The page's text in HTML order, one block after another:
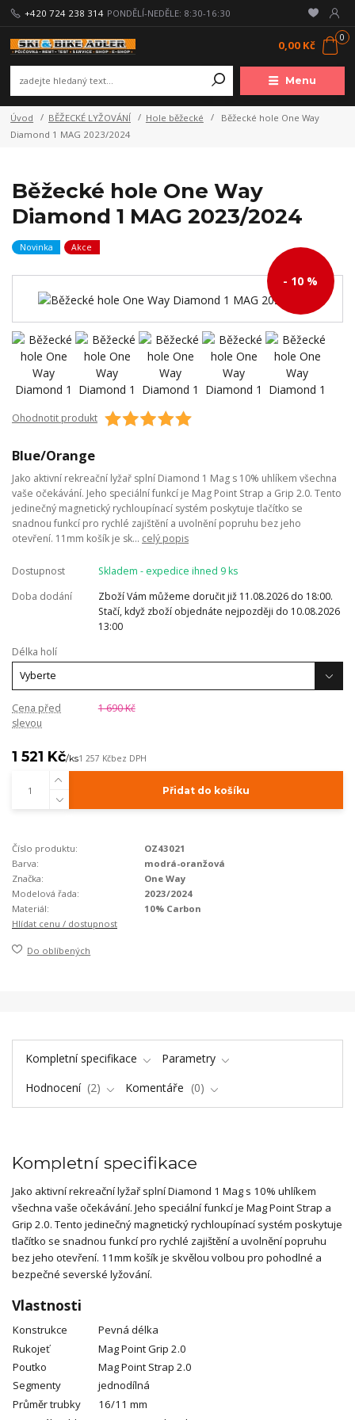
Menu
+420 724 238 314 PONDĚLÍ-NEDĚLE: 8:30-16:30
0
0,00 Kč
Úvod BĚŽECKÉ LYŽOVÁNÍ Hole běžecké
Běžecké hole One Way
Diamond 1 MAG 2023/2024
Běžecké hole One Way
Diamond 1 MAG 2023/2024
Novinka Akce
- 10 %
Ohodnotit produkt
Blue/Orange
Jako aktivní rekreační lyžař splní Diamond 1 Mag s 10% uhlíkem všechna
vaše očekávání. Jeho speciální funkcí je Mag Point Strap a Grip 2.0. Tento
jedinečný magnetický rychloupínací systém poskytuje tlačítko se
snadnou funkcí pro rychlé zajištění a uvolnění popruhu bez jeho
otevření. 11mm košík je sk... celý popis
Dostupnost
Skladem - expedice ihned 9 ks
Doba dodání
Zboží Vám můžeme doručit již 11.08.2026 do 18:00.
Stačí, když zboží objednáte nejpozději do 10.08.2026
13:00
Délka holí
Cena před
slevou
1 690 Kč
1 521 Kč/ks1 257 Kčbez DPH
Přidat do košíku
Číslo produktu:
OZ43021
Barva:
modrá-oranžová
Značka:
One Way
Modelová řada:
2023/2024
Materiál:
10% Carbon
Hlídat cenu / dostupnost
Do oblíbených
Kompletní specifikace
Parametry
Hodnocení
2 Komentáře 0
Kompletní specifikace
Jako aktivní rekreační lyžař splní Diamond 1 Mag s 10% uhlíkem
všechna vaše očekávání. Jeho speciální funkcí je Mag Point Strap a
Grip 2.0. Tento jedinečný magnetický rychloupínací systém poskytuje
tlačítko se snadnou funkcí pro rychlé zajištění a uvolnění popruhu
bez jeho otevření. 11mm košík je skvělou volbou pro pohodlné a
bezpečné severské lyžování.
Vlastnosti
Konstrukce
Pevná délka
Rukojeť
Mag Point Grip 2.0
Poutko
Mag Point Strap 2.0
Segmenty
jednodílná
Průměr trubky
16/11 mm